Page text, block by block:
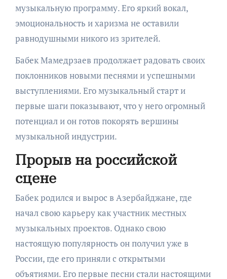
музыкальную программу. Его яркий вокал,
эмоциональность и харизма не оставили
равнодушными никого из зрителей.
Бабек Мамедрзаев продолжает радовать своих
поклонников новыми песнями и успешными
выступлениями. Его музыкальный старт и
первые шаги показывают, что у него огромный
потенциал и он готов покорять вершины
музыкальной индустрии.
Прорыв на российской
сцене
Бабек родился и вырос в Азербайджане, где
начал свою карьеру как участник местных
музыкальных проектов. Однако свою
настоящую популярность он получил уже в
России, где его приняли с открытыми
объятиями. Его первые песни стали настоящими